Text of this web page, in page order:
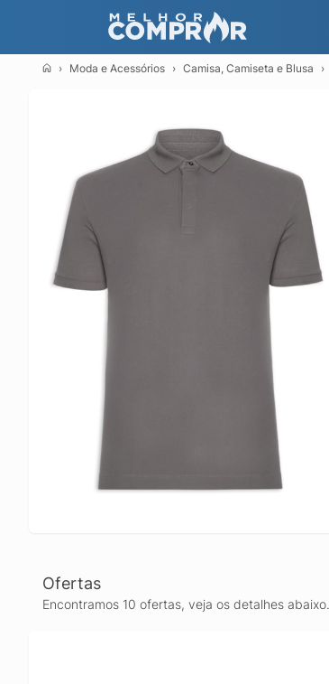
Moda e Acessórios Camisa, Camiseta e Blusa
Ofertas
Encontramos 10 ofertas, veja os detalhes abaixo.